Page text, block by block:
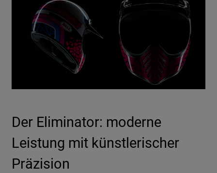
Der Eliminator: moderne
Leistung mit künstlerischer
Präzision